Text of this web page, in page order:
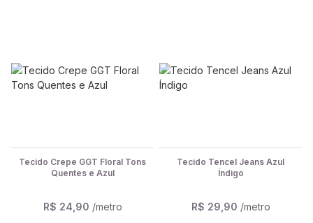
Tecido Crepe GGT Floral Tons
Quentes e Azul
R$ 24,90 /metro
Tecido Tencel Jeans Azul
Índigo
R$ 29,90 /metro